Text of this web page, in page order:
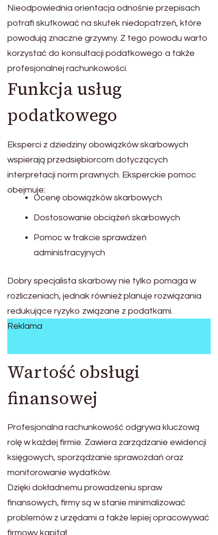
Nieodpowiednia orientacja odnośnie przepisach
potrafi skutkować na skutek niedopatrzeń, które
powodują znaczne grzywny. Z tego powodu warto
korzystać do konsultacji podatkowego a także
profesjonalnej rachunkowości.
Funkcja usług
podatkowego
Eksperci z dziedziny obowiązków skarbowych
wspierają przedsiębiorcom dotyczących
interpretacji norm prawnych. Eksperckie pomoc
obejmuje:
Ocenę obowiązków skarbowych
Dostosowanie obciążeń skarbowych
Pomoc w trakcie sprawdzeń
administracyjnych
Dobry specjalista skarbowy nie tylko pomaga w
rozliczeniach, jednak również planuje rozwiązania
redukujące ryzyko związane z podatkami.
Reklama
Wartość obsługi
finansowej
Profesjonalna rachunkowość odgrywa kluczową
rolę w każdej firmie. Zawiera zarządzanie ewidencji
księgowych, sporządzanie sprawozdań oraz
monitorowanie wydatków.
Dzięki dokładnemu prowadzeniu spraw
finansowych, firmy są w stanie minimalizować
problemów z urzędami a także lepiej opracowywać
firmowy kapitał.